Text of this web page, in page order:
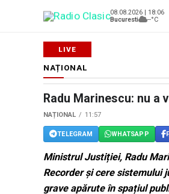
08.08.2026 | 18:06
Bucuresti
--°C
NAȚIONAL
Radu Marinescu: nu a
NAȚIONAL 11:57
TELEGRAM WHATSAPP
Ministrul Justiției, Radu
Recorder și cere sistemului
grave apărute în spațiul